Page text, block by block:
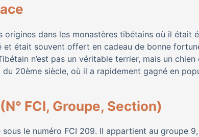
origines dans les monastères tibétains où il était
et était souvent offert en cadeau de bonne
n’est pas un véritable terrier, mais un
20ème siècle, où il a rapidement gagné en
FCI, Groupe, Section)
le numéro FCI 209. Il appartient au groupe